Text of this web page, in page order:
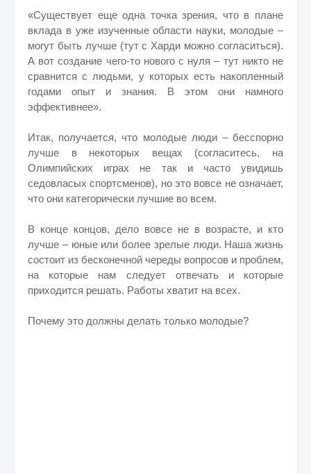
«Существует еще одна точка зрения, что в плане
вклада в уже изученные области науки, молодые –
могут быть лучше (тут с Харди можно согласиться).
А вот создание чего-то нового с нуля – тут никто не
сравнится с людьми, у которых есть накопленный
годами опыт и знания. В этом они намного
эффективнее».
Итак, получается, что молодые люди – бесспорно
лучше в некоторых вещах (согласитесь, на
Олимпийских играх не так и часто увидишь
седовласых спортсменов), но это вовсе не означает,
что они категорически лучшие во всем.
В конце концов, дело вовсе не в возрасте, и кто
лучше – юные или более зрелые люди. Наша жизнь
состоит из бесконечной череды вопросов и проблем,
на которые нам следует отвечать и которые
приходится решать. Работы хватит на всех.
Почему это должны делать только молодые?